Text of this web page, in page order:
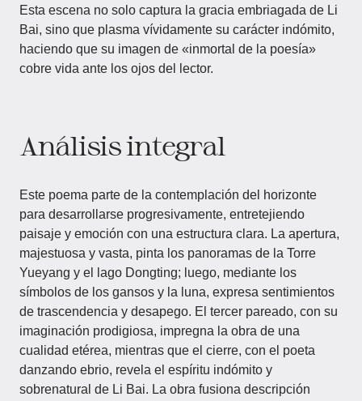
Esta escena no solo captura la gracia embriagada de Li
Bai, sino que plasma vívidamente su carácter indómito,
haciendo que su imagen de «inmortal de la poesía»
cobre vida ante los ojos del lector.
Análisis integral
Este poema parte de la contemplación del horizonte
para desarrollarse progresivamente, entretejiendo
paisaje y emoción con una estructura clara. La apertura,
majestuosa y vasta, pinta los panoramas de la Torre
Yueyang y el lago Dongting; luego, mediante los
símbolos de los gansos y la luna, expresa sentimientos
de trascendencia y desapego. El tercer pareado, con su
imaginación prodigiosa, impregna la obra de una
cualidad etérea, mientras que el cierre, con el poeta
danzando ebrio, revela el espíritu indómito y
sobrenatural de Li Bai. La obra fusiona descripción